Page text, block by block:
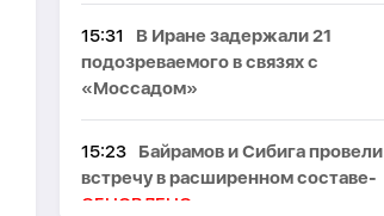
15:31
В Иране задержали 21
подозреваемого в связях с
«Моссадом»
15:23
Байрамов и Сибига провели
встречу в расширенном составе-
ОБНОВЛЕНО